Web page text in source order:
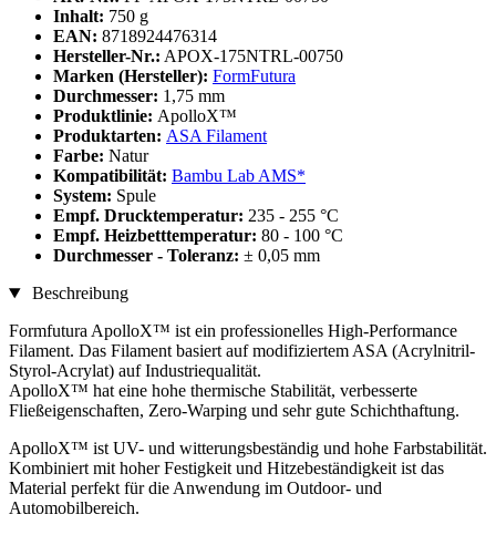
Inhalt: 750 g
EAN: 8718924476314
Hersteller-Nr.: APOX-175NTRL-00750
Marken (Hersteller): FormFutura
Durchmesser: 1,75 mm
Produktlinie: ApolloX™
Produktarten: ASA Filament
Farbe: Natur
Kompatibilität: Bambu Lab AMS*
System: Spule
Empf. Drucktemperatur: 235 - 255 °C
Empf. Heizbetttemperatur: 80 - 100 °C
Durchmesser - Toleranz: ± 0,05 mm
Beschreibung
Formfutura ApolloX™ ist ein professionelles High-Performance
Filament. Das Filament basiert auf modifiziertem ASA (Acrylnitril-
Styrol-Acrylat) auf Industriequalität.
ApolloX™ hat eine hohe thermische Stabilität, verbesserte
Fließeigenschaften, Zero-Warping und sehr gute Schichthaftung.
ApolloX™ ist UV- und witterungsbeständig und hohe Farbstabilität.
Kombiniert mit hoher Festigkeit und Hitzebeständigkeit ist das
Material perfekt für die Anwendung im Outdoor- und
Automobilbereich.